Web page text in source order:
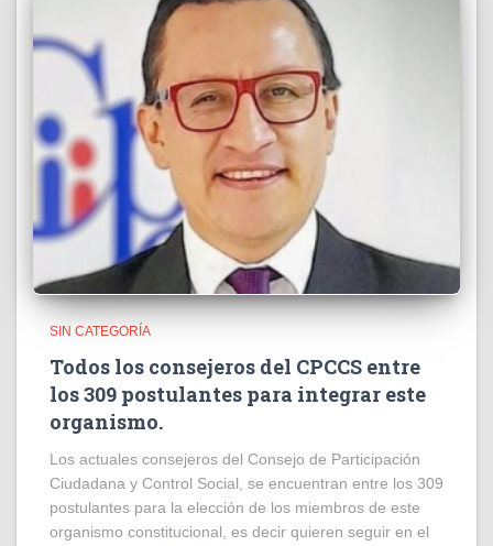
SIN CATEGORÍA
Todos los consejeros del CPCCS entre
los 309 postulantes para integrar este
organismo.
Los actuales consejeros del Consejo de Participación
Ciudadana y Control Social, se encuentran entre los 309
postulantes para la elección de los miembros de este
organismo constitucional, es decir quieren seguir en el